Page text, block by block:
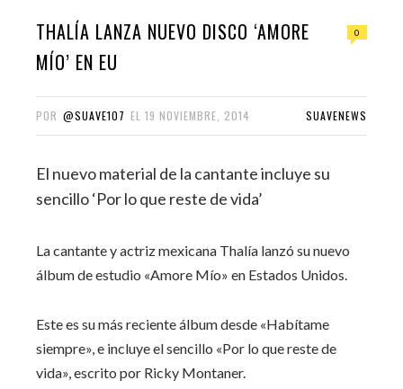
THALÍA LANZA NUEVO DISCO ‘AMORE
MÍO’ EN EU
0
POR @SUAVE107 EL 19 NOVIEMBRE, 2014 SUAVENEWS
El nuevo material de la cantante incluye su
sencillo ‘Por lo que reste de vida’
La cantante y actriz mexicana Thalía lanzó su nuevo
álbum de estudio «Amore Mío» en Estados Unidos.
Este es su más reciente álbum desde «Habítame
siempre», e incluye el sencillo «Por lo que reste de
vida», escrito por Ricky Montaner.